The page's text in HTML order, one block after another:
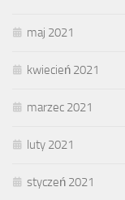
maj 2021
kwiecień 2021
marzec 2021
luty 2021
styczeń 2021